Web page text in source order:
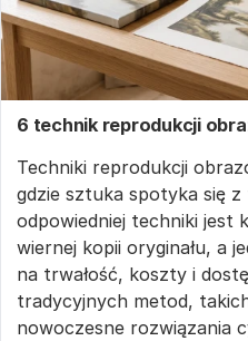
6 technik reprodukcji
Techniki reprodukcji
gdzie sztuka spotyka się
odpowiedniej techniki jest
wiernej kopii oryginału, a
na trwałość, koszty i
tradycyjnych metod,
nowoczesne rozwiązania